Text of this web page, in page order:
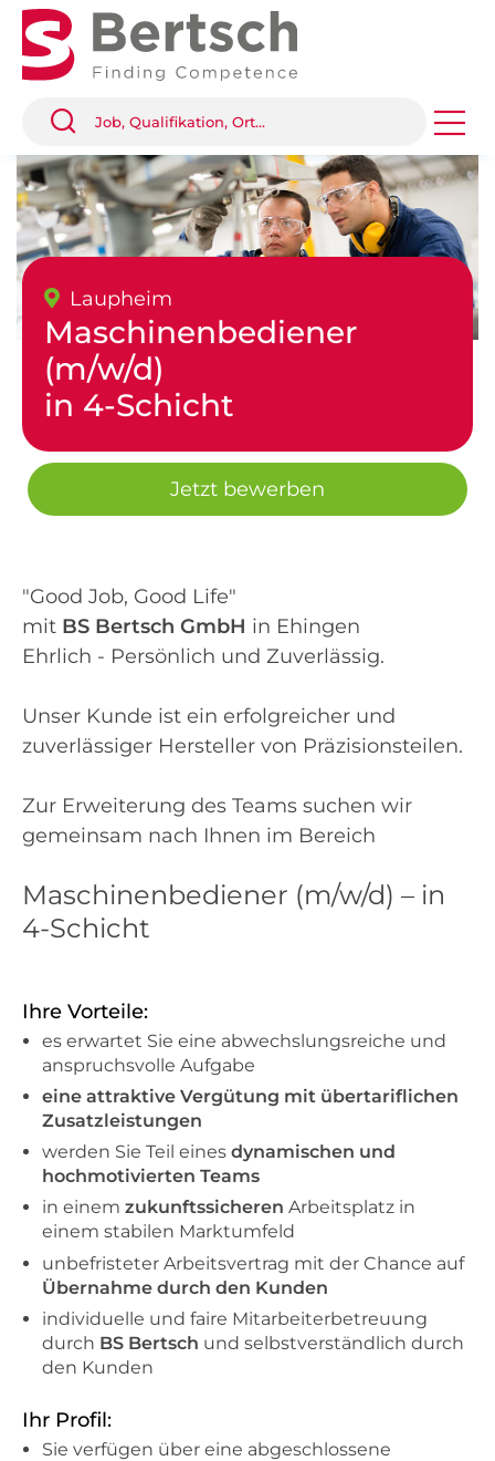
Laupheim
Maschinenbediener
(m/w/d)
in 4-Schicht
Jetzt bewerben
"Good Job, Good Life"
mit BS Bertsch GmbH in Ehingen
Ehrlich - Persönlich und Zuverlässig.
Unser Kunde ist ein erfolgreicher und
zuverlässiger Hersteller von Präzisionsteilen.
Zur Erweiterung des Teams suchen wir
gemeinsam nach Ihnen im Bereich
Maschinenbediener (m/w/d) – in
4-Schicht
Ihre Vorteile:
es erwartet Sie eine abwechslungsreiche und
anspruchsvolle Aufgabe
eine attraktive Vergütung mit übertariflichen
Zusatzleistungen
werden Sie Teil eines dynamischen und
hochmotivierten Teams
in einem zukunftssicheren Arbeitsplatz in
einem stabilen Marktumfeld
unbefristeter Arbeitsvertrag mit der Chance auf
Übernahme durch den Kunden
individuelle und faire Mitarbeiterbetreuung
durch BS Bertsch und selbstverständlich durch
den Kunden
Ihr Profil:
Sie verfügen über eine abgeschlossene